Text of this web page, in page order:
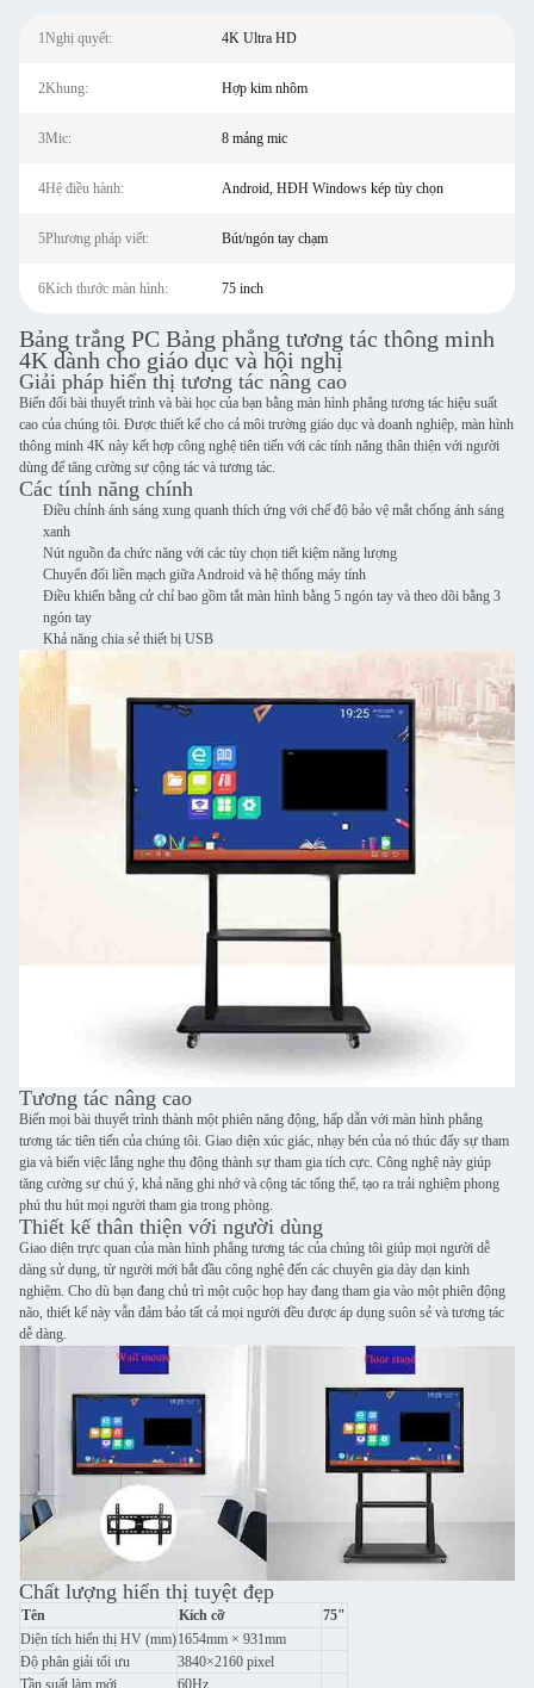
1Nghị quyết: 4K Ultra HD
2Khung: Hợp kim nhôm
3Mic: 8 mảng mic
4Hệ điều hành: Android, HĐH Windows kép tùy chọn
5Phương pháp viết: Bút/ngón tay chạm
6Kích thước màn hình: 75 inch
Bảng trắng PC Bảng phẳng tương tác thông minh
4K dành cho giáo dục và hội nghị
Giải pháp hiển thị tương tác nâng cao
Biến đổi bài thuyết trình và bài học của bạn bằng màn hình phẳng tương tác hiệu suất
cao của chúng tôi. Được thiết kế cho cả môi trường giáo dục và doanh nghiệp, màn hình
thông minh 4K này kết hợp công nghệ tiên tiến với các tính năng thân thiện với người
dùng để tăng cường sự cộng tác và tương tác.
Các tính năng chính
Điều chỉnh ánh sáng xung quanh thích ứng với chế độ bảo vệ mắt chống ánh sáng
xanh
Nút nguồn đa chức năng với các tùy chọn tiết kiệm năng lượng
Chuyển đổi liền mạch giữa Android và hệ thống máy tính
Điều khiển bằng cử chỉ bao gồm tắt màn hình bằng 5 ngón tay và theo dõi bằng 3
ngón tay
Khả năng chia sẻ thiết bị USB
Tương tác nâng cao
Biến mọi bài thuyết trình thành một phiên năng động, hấp dẫn với màn hình phẳng
tương tác tiên tiến của chúng tôi. Giao diện xúc giác, nhạy bén của nó thúc đẩy sự tham
gia và biến việc lắng nghe thụ động thành sự tham gia tích cực. Công nghệ này giúp
tăng cường sự chú ý, khả năng ghi nhớ và cộng tác tổng thể, tạo ra trải nghiệm phong
phú thu hút mọi người tham gia trong phòng.
Thiết kế thân thiện với người dùng
Giao diện trực quan của màn hình phẳng tương tác của chúng tôi giúp mọi người dễ
dàng sử dụng, từ người mới bắt đầu công nghệ đến các chuyên gia dày dạn kinh
nghiệm. Cho dù bạn đang chủ trì một cuộc họp hay đang tham gia vào một phiên động
não, thiết kế này vẫn đảm bảo tất cả mọi người đều được áp dụng suôn sẻ và tương tác
dễ dàng.
Chất lượng hiển thị tuyệt đẹp
Tên Kích cỡ
75"
Diện tích hiển thị HV (mm)1654mm × 931mm
Độ phân giải tối ưu
3840×2160 pixel
Tần suất làm mới
60Hz